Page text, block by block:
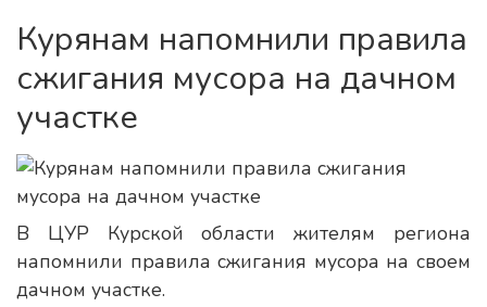
Курянам напомнили правила
сжигания мусора на дачном
участке
В ЦУР Курской области жителям региона
напомнили правила сжигания мусора на своем
дачном участке.